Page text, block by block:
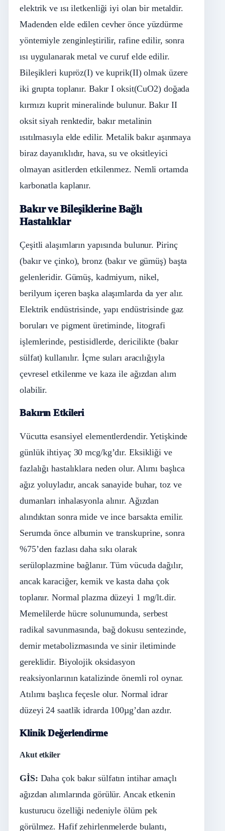
elektrik ve ısı iletkenliği iyi olan bir metaldir.
Madenden elde edilen cevher önce yüzdürme
yöntemiyle zenginleştirilir, rafine edilir, sonra
ısı uygulanarak metal ve curuf elde edilir.
Bileşikleri kupröz(I) ve kuprik(II) olmak üzere
iki grupta toplanır. Bakır I oksit(CuO2) doğada
kırmızı kuprit mineralinde bulunur. Bakır II
oksit siyah renktedir, bakır metalinin
ısıtılmasıyla elde edilir. Metalik bakır aşınmaya
biraz dayanıklıdır, hava, su ve oksitleyici
olmayan asitlerden etkilenmez. Nemli ortamda
karbonatla kaplanır.
Bakır ve Bileşiklerine Bağlı
Hastalıklar
Çeşitli alaşımların yapısında bulunur. Pirinç
(bakır ve çinko), bronz (bakır ve gümüş) başta
gelenleridir. Gümüş, kadmiyum, nikel,
berilyum içeren başka alaşımlarda da yer alır.
Elektrik endüstrisinde, yapı endüstrisinde gaz
boruları ve pigment üretiminde, litografi
işlemlerinde, pestisidlerde, dericilikte (bakır
sülfat) kullanılır. İçme suları aracılığıyla
çevresel etkilenme ve kaza ile ağızdan alım
olabilir.
Bakırın Etkileri
Vücutta esansiyel elementlerdendir. Yetişkinde
günlük ihtiyaç 30 mcg/kg’dır. Eksikliği ve
fazlalığı hastalıklara neden olur. Alımı başlıca
ağız yoluyladır, ancak sanayide buhar, toz ve
dumanları inhalasyonla alınır. Ağızdan
alındıktan sonra mide ve ince barsakta emilir.
Serumda önce albumin ve transkuprine, sonra
%75’den fazlası daha sıkı olarak
serüloplazmine bağlanır. Tüm vücuda dağılır,
ancak karaciğer, kemik ve kasta daha çok
toplanır. Normal plazma düzeyi 1 mg/lt.dir.
Memelilerde hücre solunumunda, serbest
radikal savunmasında, bağ dokusu sentezinde,
demir metabolizmasında ve sinir iletiminde
gereklidir. Biyolojik oksidasyon
reaksiyonlarının katalizinde önemli rol oynar.
Atılımı başlıca feçesle olur. Normal idrar
düzeyi 24 saatlik idrarda 100µg’dan azdır.
Klinik Değerlendirme
Akut etkiler
GİS: Daha çok bakır sülfatın intihar amaçlı
ağızdan alımlarında görülür. Ancak etkenin
kusturucu özelliği nedeniyle ölüm pek
görülmez. Hafif zehirlenmelerde bulantı,